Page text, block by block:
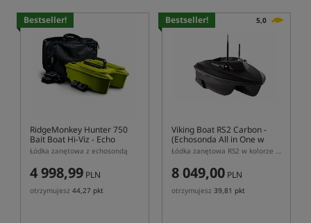
Bestseller!
RidgeMonkey Hunter 750
Bait Boat Hi-Viz - Echo
Edition
Łódka zanętowa z echosondą
4 998,99 PLN
otrzymujesz 44,27 pkt
Bestseller! 5,0
Viking Boat RS2 Carbon-
(Echosonda All in One w
Pilocie)
Łódka zanętowa RS2 w kolorze carbon z GPS, autopilotem i echosondą All in One w pilocie
8 049,00 PLN
otrzymujesz 39,81 pkt